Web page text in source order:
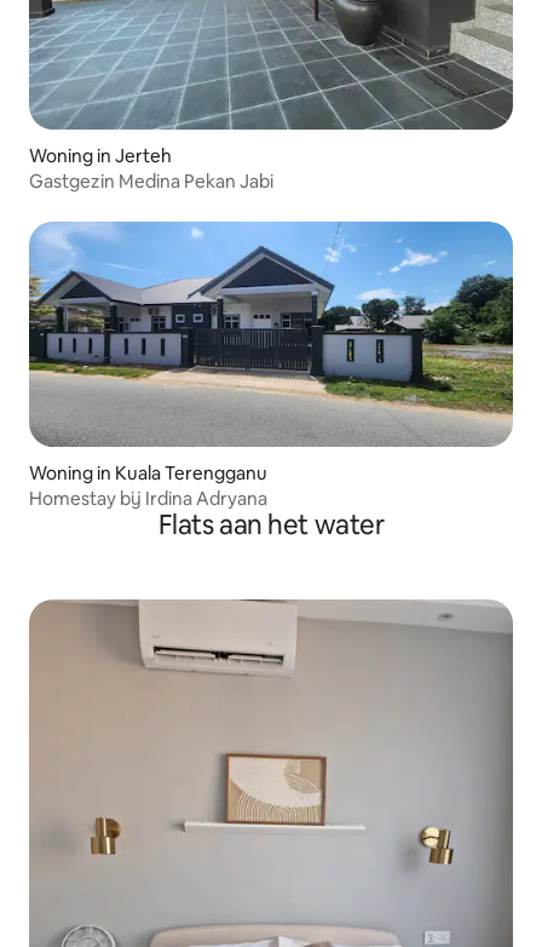
Woning in Jerteh
Gastgezin Medina Pekan Jabi
Woning in Kuala Terengganu
Homestay bij Irdina Adryana
Flats aan het water